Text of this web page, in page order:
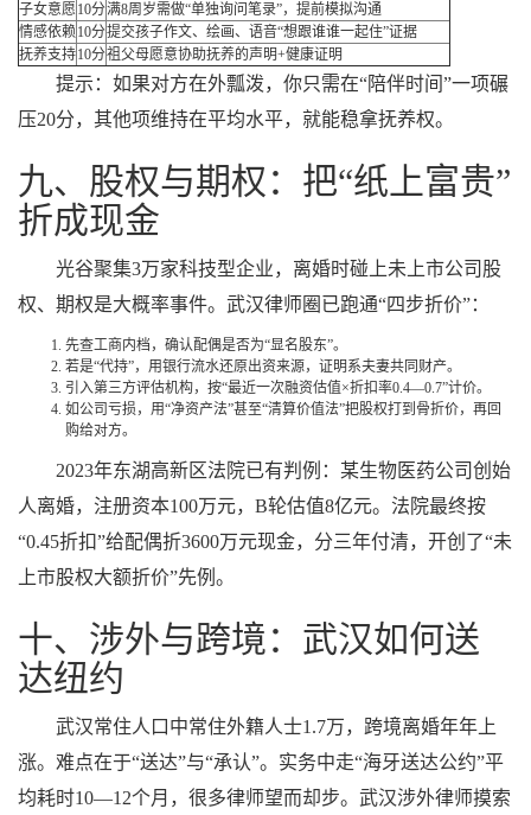
子女意愿 10分满8周岁需做“单独询问笔录”，提前模拟沟通
情感依赖 10分提交孩子作文、绘画、语音“想跟谁谁一起住”证据
抚养支持10分祖父母愿意协助抚养的声明+健康证明
提示：如果对方在外瓢泼，你只需在“陪伴时间”一项碾
压20分，其他项维持在平均水平，就能稳拿抚养权。
九、股权与期权：把“纸上富贵”
折成现金
光谷聚集3万家科技型企业，离婚时碰上未上市公司股
权、期权是大概率事件。武汉律师圈已跑通“四步折价”：
先查工商内档，确认配偶是否为“显名股东”。
若是“代持”，用银行流水还原出资来源，证明系夫妻共同财产。
引入第三方评估机构，按“最近一次融资估值×折扣率0.4—0.7”计价。
如公司亏损，用“净资产法”甚至“清算价值法”把股权打到骨折价，再回
购给对方。
2023年东湖高新区法院已有判例：某生物医药公司创始
人离婚，注册资本100万元，B轮估值8亿元。法院最终按
“0.45折扣”给配偶折3600万元现金，分三年付清，开创了“未
上市股权大额折价”先例。
十、涉外与跨境：武汉如何送
达纽约
武汉常住人口中常住外籍人士1.7万，跨境离婚年年上
涨。难点在于“送达”与“承认”。实务中走“海牙送达公约”平
均耗时10—12个月，很多律师望而却步。武汉涉外律师摸索